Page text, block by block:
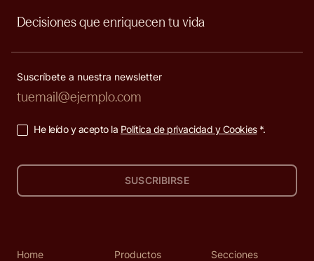
Decisiones que enriquecen tu vida
Suscríbete a nuestra newsletter
He leído y acepto la Política de privacidad y Cookies*.
SUSCRIBIRSE
Home Productos Secciones